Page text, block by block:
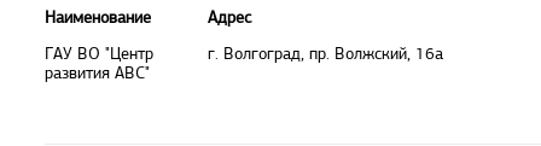
Наименование
ГАУ ВО "Центр
развития АВС"
Адрес
г. Волгоград, пр. Волжский, 16а